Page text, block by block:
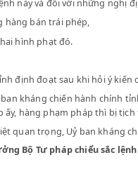
hàng bán trái phép,
hai hình phạt đó.
tỉnh định đoạt sau khi
Uỷ ban kháng chiến
hợp ấy, hàng phạm